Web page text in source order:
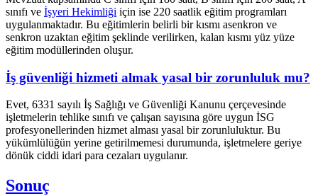
sınıfı ve İşyeri Hekimliği için ise 220 saatlik eğitim programları
uygulanmaktadır. Bu eğitimlerin belirli bir kısmı asenkron ve
senkron uzaktan eğitim şeklinde verilirken, kalan kısmı yüz yüze
eğitim modüllerinden oluşur.
İş güvenliği hizmeti almak yasal bir zorunluluk mu?
Evet, 6331 sayılı İş Sağlığı ve Güvenliği Kanunu çerçevesinde
işletmelerin tehlike sınıfı ve çalışan sayısına göre uygun İSG
profesyonellerinden hizmet alması yasal bir zorunluluktur. Bu
yükümlülüğün yerine getirilmemesi durumunda, işletmelere geriye
dönük ciddi idari para cezaları uygulanır.
Sonuç